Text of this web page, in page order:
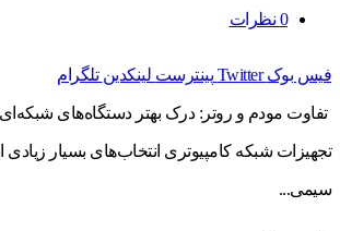
0 نظرات
فیس بوک Twitter پینترست لینکدین تلگرام
تفاوت مودم و روتر: درک بهتر دستگاه‌های شبکه‌ای
تجهیزات شبکه کامپیوتری انتخاب‌های بسیار زیادی
سیمی...